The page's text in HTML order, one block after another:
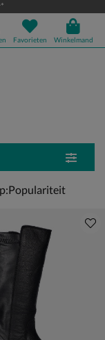
Favorieten Winkelmand